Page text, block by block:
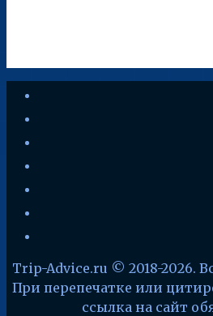
Trip-Advice.ru © 2018-2026.
При перепечатке или
ссылка на сайт